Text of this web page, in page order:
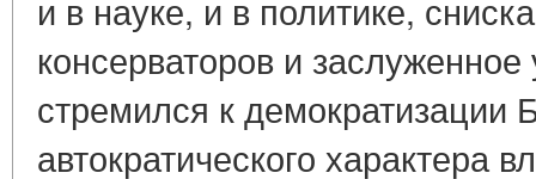
и в науке, и в политике,
консерваторов и
стремился к демократизации
автократического характера